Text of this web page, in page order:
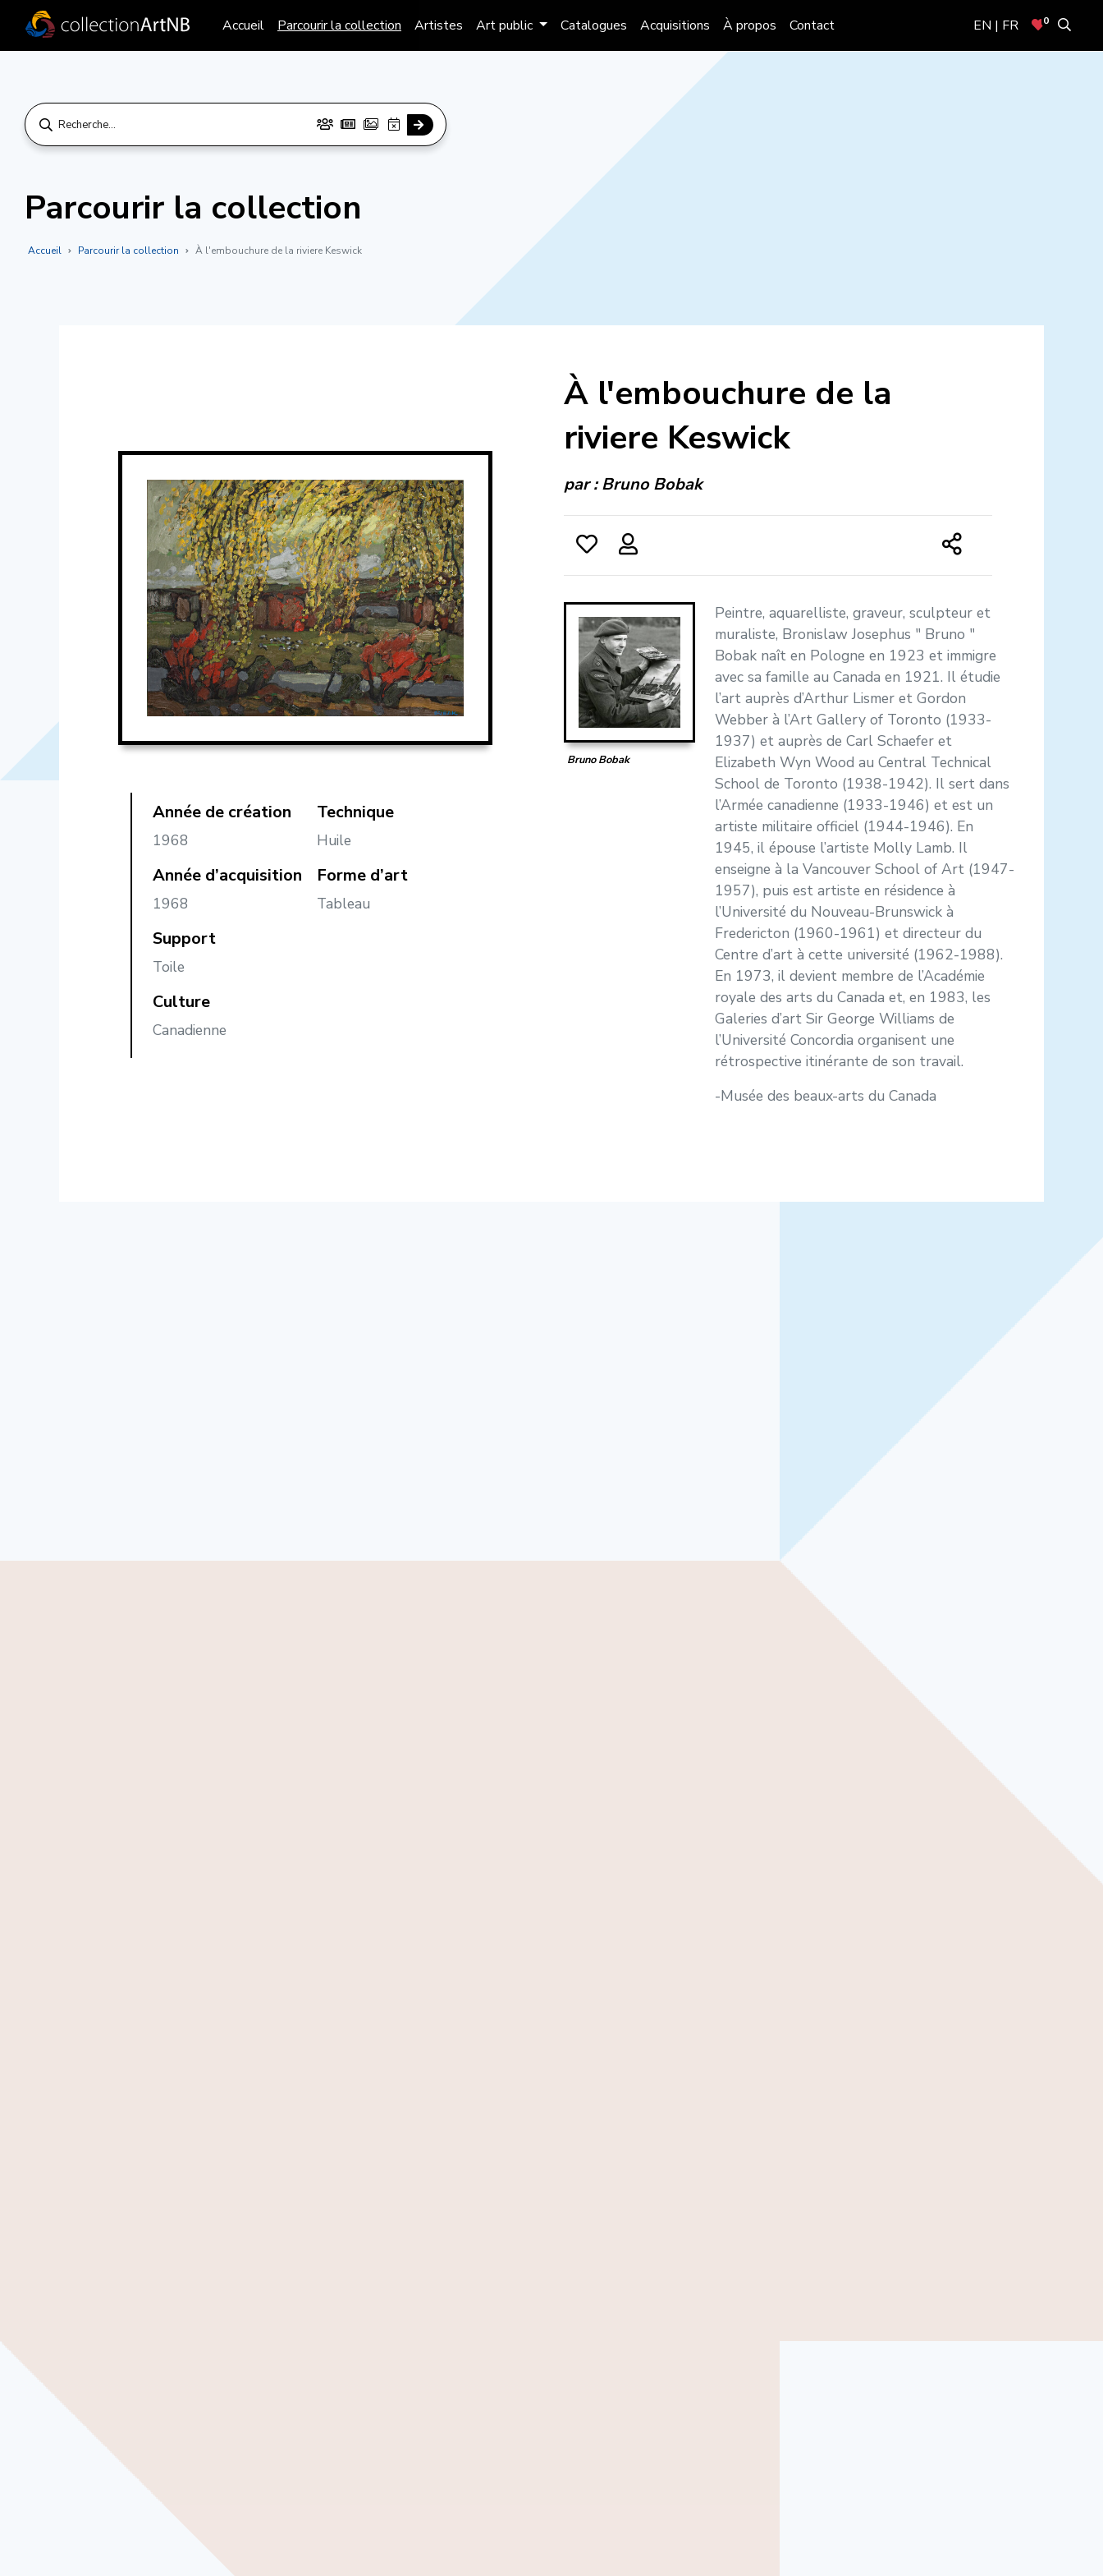
Accueil Parcourir la collection Artistes Art public Catalogues Acquisitions À propos Contact EN | FR 0
Parcourir la collection
Accueil Parcourir la collection À l'embouchure de la riviere Keswick
Année de création
1968
Année d’acquisition
1968
Support
Toile
Culture
Canadienne
Technique
Huile
Forme d’art
Tableau
À l'embouchure de la
riviere Keswick
par :Bruno Bobak
Bruno Bobak
Peintre, aquarelliste, graveur, sculpteur et
muraliste, Bronislaw Josephus " Bruno "
Bobak naît en Pologne en 1923 et immigre
avec sa famille au Canada en 1921. Il étudie
l’art auprès d’Arthur Lismer et Gordon
Webber à l’Art Gallery of Toronto (1933-
1937) et auprès de Carl Schaefer et
Elizabeth Wyn Wood au Central Technical
School de Toronto (1938-1942). Il sert dans
l’Armée canadienne (1933-1946) et est un
artiste militaire officiel (1944-1946). En
1945, il épouse l’artiste Molly Lamb. Il
enseigne à la Vancouver School of Art (1947-
1957), puis est artiste en résidence à
l’Université du Nouveau-Brunswick à
Fredericton (1960-1961) et directeur du
Centre d’art à cette université (1962-1988).
En 1973, il devient membre de l’Académie
royale des arts du Canada et, en 1983, les
Galeries d’art Sir George Williams de
l’Université Concordia organisent une
rétrospective itinérante de son travail.
-Musée des beaux-arts du Canada